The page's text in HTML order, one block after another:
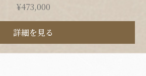
¥473,000
詳細を見る